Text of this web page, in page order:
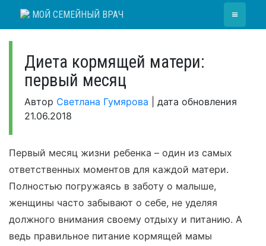
МОЙ СЕМЕЙНЫЙ ВРАЧ ≡
Диета кормящей матери:
первый месяц
Автор Светлана Гумярова
дата обновления
21.06.2018
Первый месяц жизни ребенка – один из самых
ответственных моментов для каждой матери.
Полностью погружаясь в заботу о малыше,
женщины часто забывают о себе, не уделяя
должного внимания своему отдыху и питанию. А
ведь правильное питание кормящей мамы